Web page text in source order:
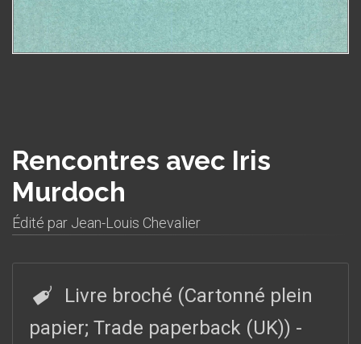
Rencontres avec Iris
Murdoch
Édité par Jean-Louis Chevalier
Livre broché (Cartonné plein
papier; Trade paperback (UK)) -